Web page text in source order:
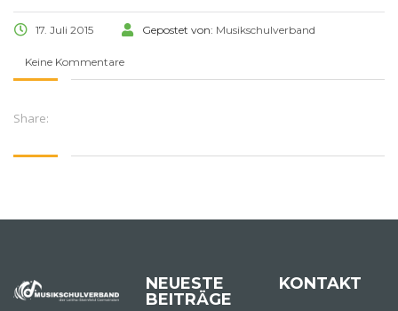
17. Juli 2015 Gepostet von: Musikschulverband
Keine Kommentare
Share:
NEUESTE
BEITRÄGE
KONTAKT